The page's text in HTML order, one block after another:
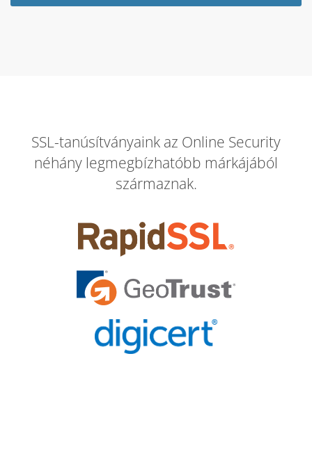
SSL-tanúsítványaink az Online Security
néhány legmegbízhatóbb márkájából
származnak.